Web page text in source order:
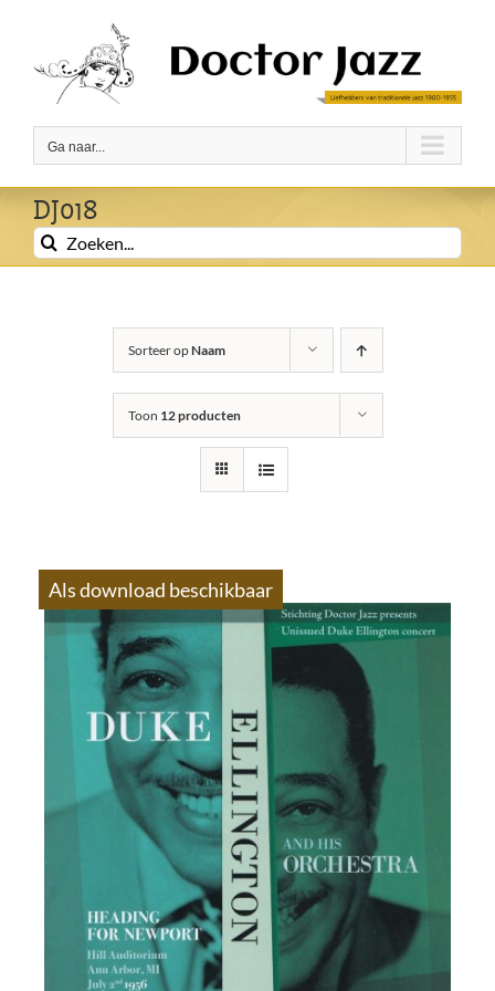
inhoud
Ga naar...
DJ018
Zoeken
naar:
Sorteer opNaam
Toon 12 producten
Als download beschikbaar